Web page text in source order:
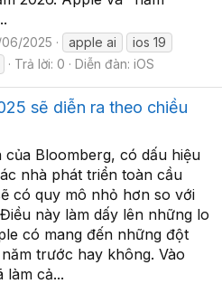
2025 apple ai
ios 19
Trả lời: 0 Diễn đàn: iOS
sẽ diễn ra theo chiều
Bloomberg, có dấu hiệu
nhà phát triển toàn cầu
có quy mô nhỏ hơn so với
này làm dấy lên những lo
có mang đến những đột
trước hay không. Vào
làm cả...